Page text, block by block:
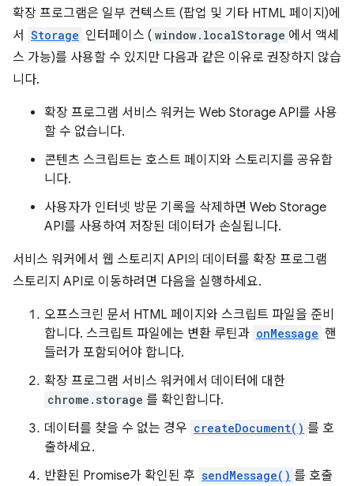
확장 프로그램은 일부 컨텍스트 (팝업 및 기타 HTML 페이지)에
서 Storage 인터페이스 ( window.localStorage 에서 액세
스 가능)를 사용할 수 있지만 다음과 같은 이유로 권장하지 않습
니다.
확장 프로그램 서비스 워커는 Web Storage API를 사용
할 수 없습니다.
콘텐츠 스크립트는 호스트 페이지와 스토리지를 공유합
니다.
사용자가 인터넷 방문 기록을 삭제하면 Web Storage
API를 사용하여 저장된 데이터가 손실됩니다.
서비스 워커에서 웹 스토리지 API의 데이터를 확장 프로그램
스토리지 API로 이동하려면 다음을 실행하세요.
오프스크린 문서 HTML 페이지와 스크립트 파일을 준비
합니다. 스크립트 파일에는 변환 루틴과 onMessage 핸
들러가 포함되어야 합니다.
확장 프로그램 서비스 워커에서 데이터에 대한
chrome.storage 를 확인합니다.
데이터를 찾을 수 없는 경우 createDocument() 를 호
출하세요.
반환된 Promise가 확인된 후 sendMessage() 를 호출